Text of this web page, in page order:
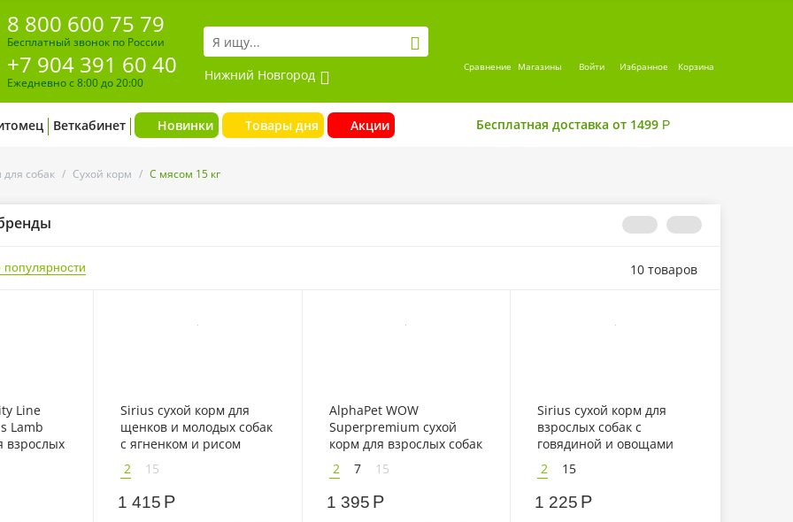
8 800 600 75 79
Бесплатный звонок по России
+7 904 391 60 40
Ежедневно с 8:00 до 20:00 Нижний Новгород Сравнение Магазины Войти Избранное Корзина
Веткабинет Новинки Товары дня Акции Бесплатная доставка от 1499 Р
для собак / Сухой корм / С мясом 15 кг
популярности 10 товаров
Line
Lamb
взрослых
с
Sirius сухой корм для
щенков и молодых собак
с ягненком и рисом
2
15
1 415 Р
AlphaPet WOW
Superpremium сухой
корм для взрослых собак
средних пород с
говядиной и сердцем
2 7 15
1 395 Р
Sirius сухой корм для
взрослых собак с
говядиной и овощами
2
15
1 225 Р